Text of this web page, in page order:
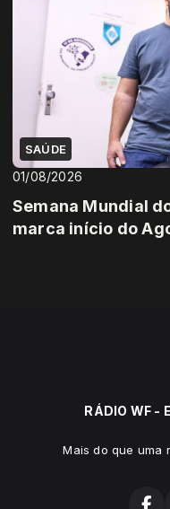
SAÚDE
01/08/2026
Semana Mundial
marca início do
RÁDIO WF -
Mais do que uma